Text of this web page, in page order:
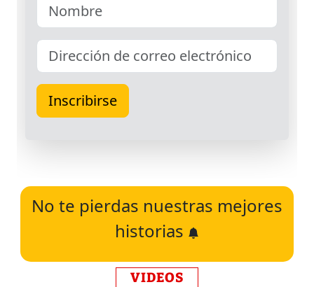
No te pierdas nuestras mejores
historias
VIDEOS